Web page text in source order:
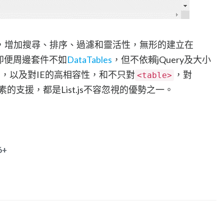
加搜尋、排序、過濾和靈活性，無形的建立在
周邊套件不如DataTables ，但不依賴jQuery及大小
以及對IE的高相容性，和不只對 <table>
，對
的支援，都是List.js不容忽視的優勢之一。